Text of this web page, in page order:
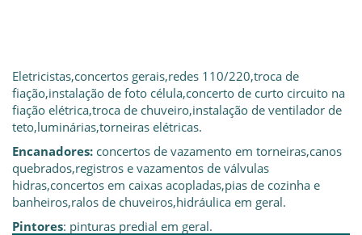
Eletricistas,concertos gerais,redes 110/220,troca de
fiação,instalação de foto célula,concerto de curto circuito na
fiação elétrica,troca de chuveiro,instalação de ventilador de
teto,luminárias,torneiras elétricas.
Encanadores: concertos de vazamento em torneiras,canos
quebrados,registros e vazamentos de válvulas
hidras,concertos em caixas acopladas,pias de cozinha e
banheiros,ralos de chuveiros,hidráulica em geral.
Pintores: pinturas predial em geral.